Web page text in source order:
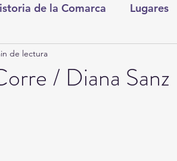
de la Comarca Lugares
/ Diana Sanz
de lectura